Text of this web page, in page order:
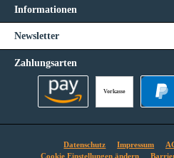
Informationen
Newsletter
Zahlungsarten
Vorkasse
Datenschutz Impressum
Cookie Einstellungen ändern